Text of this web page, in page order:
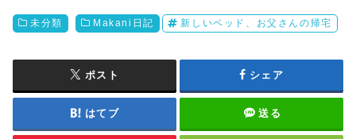
未分類 Makani日記 新しいベッド、お父さんの帰宅
ポスト シェア
はてブ 送る